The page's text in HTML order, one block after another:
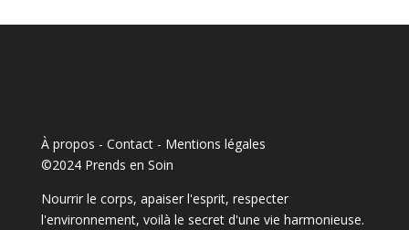
À propos - Contact- Mentions légales
©2024 Prends en Soin
Nourrir le corps, apaiser l'esprit, respecter
l'environnement, voilà le secret d'une vie harmonieuse.